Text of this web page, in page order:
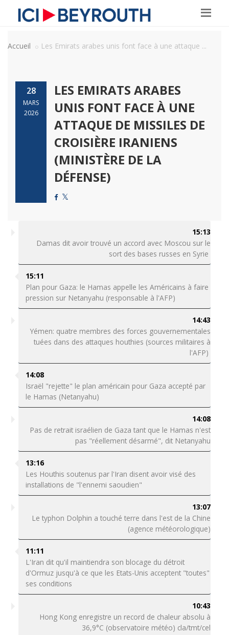
Accueil Les Emirats arabes unis font face à une attaque ...
28
MARS
2026
LES EMIRATS ARABES
UNIS FONT FACE À UNE
ATTAQUE DE MISSILES DE
CROISIÈRE IRANIENS
(MINISTÈRE DE LA
DÉFENSE)
15:13
Damas dit avoir trouvé un accord avec Moscou sur le
sort des bases russes en Syrie
15:11
Plan pour Gaza: le Hamas appelle les Américains à faire
pression sur Netanyahu (responsable à l'AFP)
14:43
Yémen: quatre membres des forces gouvernementales
tuées dans des attaques houthies (sources militaires à
l'AFP)
14:08
Israël "rejette" le plan américain pour Gaza accepté par
le Hamas (Netanyahu)
14:08
Pas de retrait israélien de Gaza tant que le Hamas n'est
pas "réellement désarmé", dit Netanyahu
13:16
Les Houthis soutenus par l'Iran disent avoir visé des
installations de "l'ennemi saoudien"
13:07
Le typhon Dolphin a touché terre dans l'est de la Chine
(agence météorologique)
11:11
L'Iran dit qu'il maintiendra son blocage du détroit
d'Ormuz jusqu'à ce que les Etats-Unis acceptent "toutes"
ses conditions
10:43
Hong Kong enregistre un record de chaleur absolu à
36,9°C (observatoire météo) cla/tmt/cel